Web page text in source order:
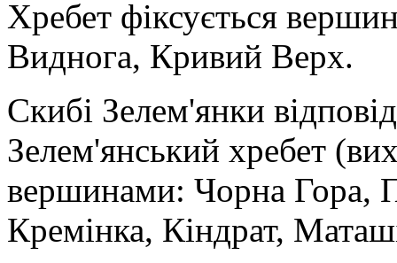
Хребет фіксується
Виднога, Кривий Верх.
Скибі Зелем'янки
Зелем'янський хребет
вершинами: Чорна Гора,
Кремінка, Кіндрат,